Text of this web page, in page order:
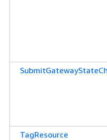
TagResource